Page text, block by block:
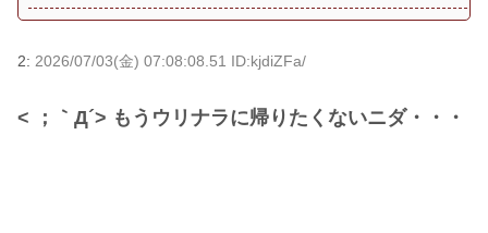
2: 2026/07/03(金) 07:08:08.51 ID:kjdiZFa/
< ；｀Д´> もうウリナラに帰りたくないニダ・・・